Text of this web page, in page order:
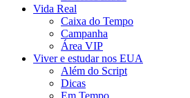
Vida Real
Caixa do Tempo
Campanha
Área VIP
Viver e estudar nos EUA
Além do Script
Dicas
Em Tempo